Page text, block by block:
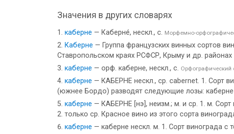
Значения в других словарях
каберне — Каберне́, нескл., с. Морфемно-
Каберне — Группа французских винных сортов
Ставропольском краях РСФСР, Крыму и др.
каберне — орф. каберне, нескл., с. Орфографический
каберне — КАБЕРНЕ нескл., ср. cabernet. 1. Сорт
(южнее Бордо) разводят следующие лозы:
каберне — КАБЕРНЕ [нэ], неизм.; м. и ср. 1. м. Сорт
2. только ср. Красное вино из этого сорта
каберне — каберне нескл. м. 1. Сорт винограда с